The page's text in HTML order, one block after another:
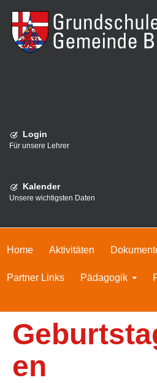
Login
Für unsere Lehrer
Kalender
Unsere wichtigsten Daten
Home Aktivitäten
Partner Links Pädagogik
en